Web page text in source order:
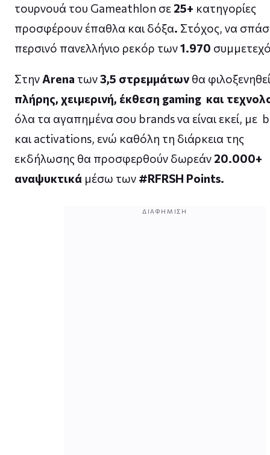
τουρνουά του Gameathlon σε 25+ κατηγορίες
προσφέρουν έπαθλα και δόξα. Στόχος, να
περσινό πανελλήνιο ρεκόρ των1.970
ΣτηνArena των3,5 στρεμμάτων θα
πλήρης, χειμερινή, έκθεση gaming και
όλα τα αγαπημένα σου brands να είναι εκεί, με
και activations, ενώ καθόλη τη διάρκεια της
εκδήλωσης θα προσφερθούν δωρεάν 20.000+
αναψυκτικά μέσω των #RFRSH Points.
ΔΙΑΦΉΜΙΣΗ